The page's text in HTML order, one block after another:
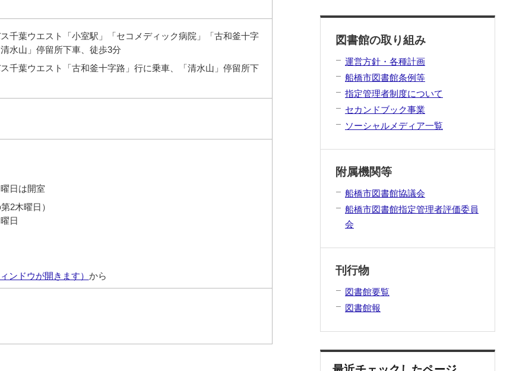
千葉ウエスト「小室駅」「セコメディック病院」「古和釜十字
水山」停留所下車、徒歩3分
千葉ウエスト「古和釜十字路」行に乗車、「清水山」停留所下
日は開室
2木曜日）
日
ンドウが開きます） から
図書館の取り組み
運営方針・各種計画
船橋市図書館条例等
指定管理者制度について
セカンドブック事業
ソーシャルメディア一覧
附属機関等
船橋市図書館協議会
船橋市図書館指定管理者評価委員
会
刊行物
図書館要覧
図書館報